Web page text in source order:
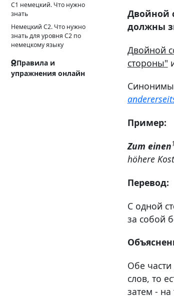
C1 немецкий. Что нужно
знать
Немецкий С2. Что нужно
знать для уровня С2 по
немецкому языку
Правила и
упражнения онлайн
Двойной
должны
Двойной
стороны"
Пример:
Zum einen1
höhere
Перевод:
С одной
за собой
Обе
слов, то
затем -